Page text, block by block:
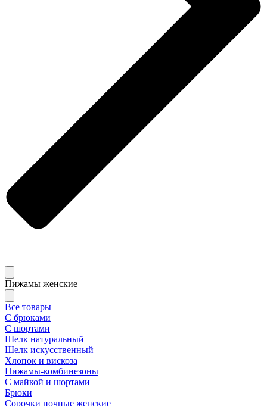
Пижамы женские
Все товары
С брюками
С шортами
Шелк натуральный
Шелк искусственный
Хлопок и вискоза
Пижамы-комбинезоны
С майкой и шортами
Брюки
Сорочки ночные женские